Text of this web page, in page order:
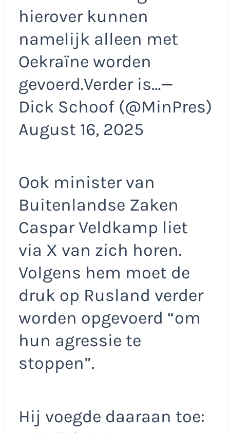
hierover kunnen
namelijk alleen met
Oekraïne worden
gevoerd.Verder is…—
Dick Schoof (@MinPres)
August 16, 2025
Ook minister van
Buitenlandse Zaken
Caspar Veldkamp liet
via X van zich horen.
Volgens hem moet de
druk op Rusland verder
worden opgevoerd “om
hun agressie te
stoppen”.
Hij voegde daaraan toe: